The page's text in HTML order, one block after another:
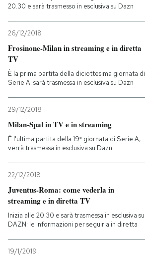
20.30 e sarà trasmesso in esclusiva su Dazn
26/12/2018
Frosinone-Milan in streaming e in diretta
TV
È la prima partita della diciottesima giornata di
Serie A: sarà trasmessa in esclusiva su Dazn
29/12/2018
Milan-Spal in TV e in streaming
È l'ultima partita della 19ª giornata di Serie A,
verrà trasmessa in esclusiva su Dazn
22/12/2018
Juventus-Roma: come vederla in
streaming e in diretta TV
Inizia alle 20.30 e sarà trasmessa in esclusiva su
DAZN: le informazioni per seguirla in diretta
19/1/2019